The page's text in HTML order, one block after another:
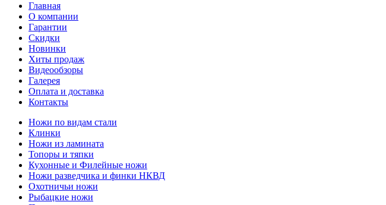
Главная
О компании
Гарантии
Скидки
Новинки
Хиты продаж
Видеообзоры
Галерея
Оплата и доставка
Контакты
Ножи по видам стали
Клинки
Ножи из ламината
Топоры и тяпки
Кухонные и Филейные ножи
Ножи разведчика и финки НКВД
Охотничьи ножи
Рыбацкие ножи